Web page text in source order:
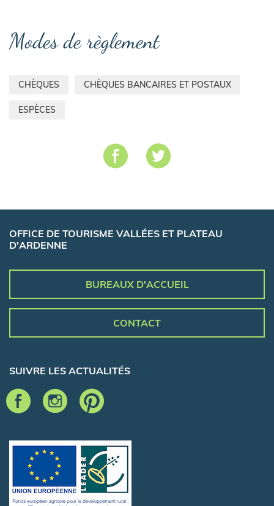
Modes de règlement
CHÈQUES CHÈQUES BANCAIRES ET POSTAUX
ESPÈCES
OFFICE DE TOURISME VALLÉES ET PLATEAU
D'ARDENNE
BUREAUX D'ACCUEIL
CONTACT
SUIVRE LES ACTUALITÉS